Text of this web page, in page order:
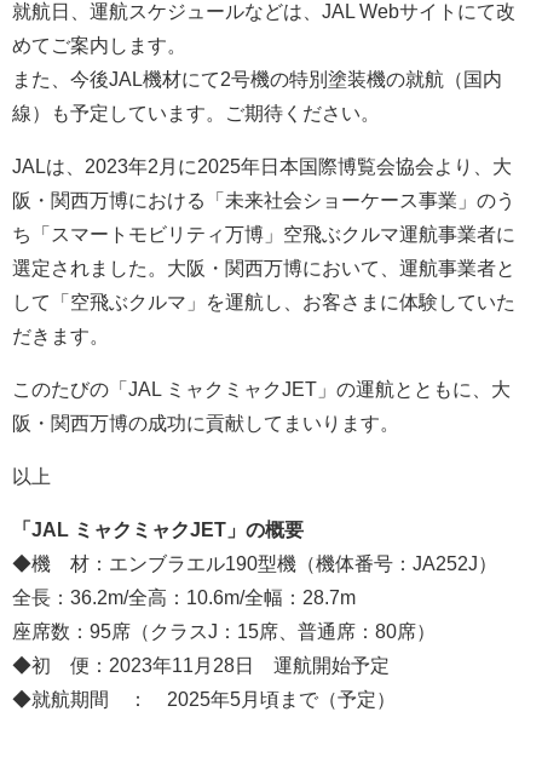
就航日、運航スケジュールなどは、JAL Webサイトにて改
めてご案内します。
また、今後JAL機材にて2号機の特別塗装機の就航（国内
線）も予定しています。ご期待ください。
JALは、2023年2月に2025年日本国際博覧会協会より、大
阪・関西万博における「未来社会ショーケース事業」のう
ち「スマートモビリティ万博」空飛ぶクルマ運航事業者に
選定されました。大阪・関西万博において、運航事業者と
して「空飛ぶクルマ」を運航し、お客さまに体験していた
だきます。
このたびの「JAL ミャクミャクJET」の運航とともに、大
阪・関西万博の成功に貢献してまいります。
以上
「JAL ミャクミャクJET」の概要
◆機 材：エンブラエル190型機（機体番号：JA252J）
全長：36.2m/全高：10.6m/全幅：28.7m
座席数：95席（クラスJ：15席、普通席：80席）
◆初 便：2023年11月28日 運航開始予定
◆就航期間 ： 2025年5月頃まで（予定）